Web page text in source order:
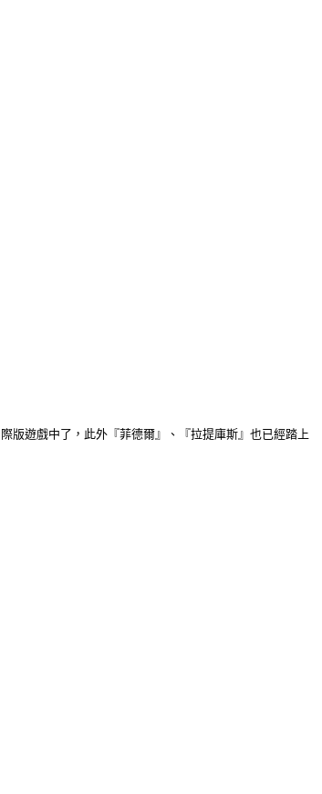
版遊戲中了，此外『菲德爾』、『拉提庫斯』也已經踏上